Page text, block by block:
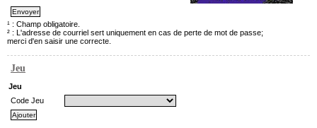
¹ : Champ obligatoire.
² : L'adresse de courriel sert uniquement en cas de perte de mot de passe;
merci d'en saisir une correcte.
Jeu
Jeu
Code Jeu